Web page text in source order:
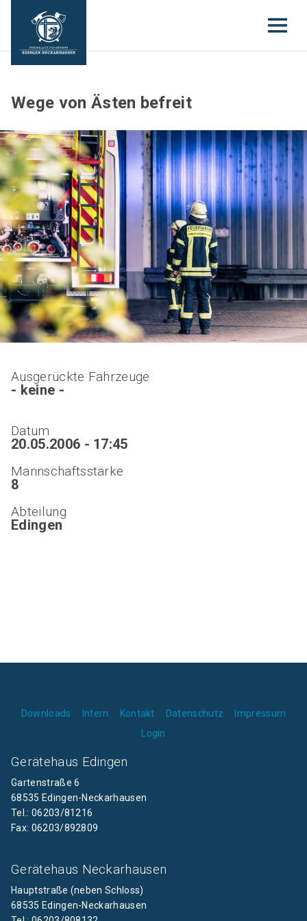
Wege von Ästen befreit
Ausgerückte Fahrzeuge
- keine -
Datum
20.05.2006 - 17:45
Mannschaftsstärke
8
Abteilung
Edingen
Downloads Intern Kontakt Datenschutz
Impressum
Login
Gerätehaus Edingen
Gartenstraße 6
68535 Edingen-Neckarhausen
Tel.: 06203/81216
Fax: 06203/892809
Gerätehaus Neckarhausen
Hauptstraße (neben Schloss)
68535 Edingen-Neckarhausen